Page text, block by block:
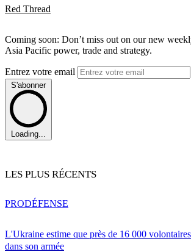
Red Thread
Coming soon: Don’t miss out on our new
Asia Pacific power, trade and strategy.
Entrez votre email
S'abonner
Loading...
LES PLUS RÉCENTS
L'Ukraine estime que près de 16 000
dans son armée
PRODÉFENSE